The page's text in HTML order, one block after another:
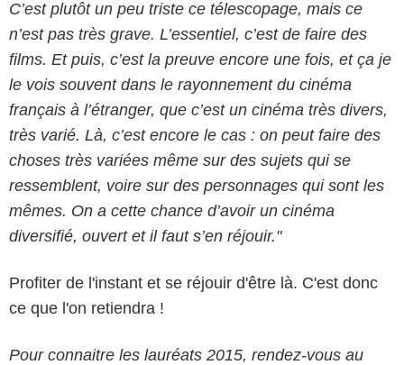
C’est plutôt un peu triste ce télescopage, mais ce
n’est pas très grave. L’essentiel, c’est de faire des
films. Et puis, c’est la preuve encore une fois, et ça je
le vois souvent dans le rayonnement du cinéma
français à l’étranger, que c’est un cinéma très divers,
très varié. Là, c’est encore le cas : on peut faire des
choses très variées même sur des sujets qui se
ressemblent, voire sur des personnages qui sont les
mêmes. On a cette chance d’avoir un cinéma
diversifié, ouvert et il faut s’en réjouir."
Profiter de l'instant et se réjouir d'être là. C'est donc
ce que l'on retiendra !
Pour connaitre les lauréats 2015, rendez-vous au